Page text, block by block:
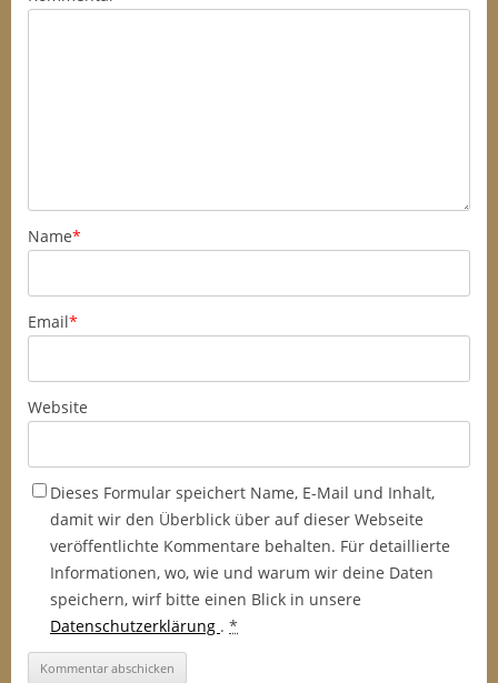
Name*
Email*
Website
Dieses Formular speichert Name, E-Mail und Inhalt,
damit wir den Überblick über auf dieser Webseite
veröffentlichte Kommentare behalten. Für detaillierte
Informationen, wo, wie und warum wir deine Daten
speichern, wirf bitte einen Blick in unsere
Datenschutzerklärung . *